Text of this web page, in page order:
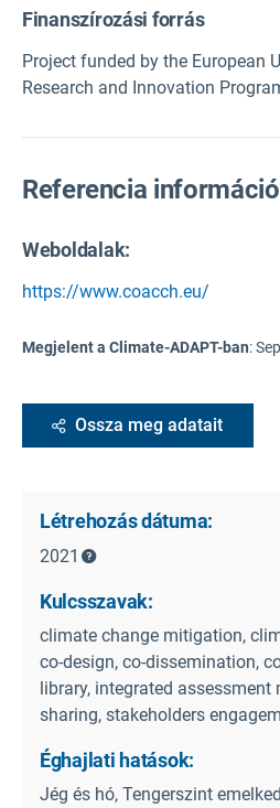
Finanszírozási forrás
Project funded by the European
Research and Innovation
Referencia információ
Weboldalak:
https://www.coacch.eu/
Megjelent a Climate-ADAPT-ban:
Ossza meg adatait
Létrehozás dátuma:
2021
Kulcsszavak:
climate change mitigation,
co-design, co-dissemination,
library, integrated assessment
sharing, stakeholders
Éghajlati hatások:
Jég és hó, Tengerszint